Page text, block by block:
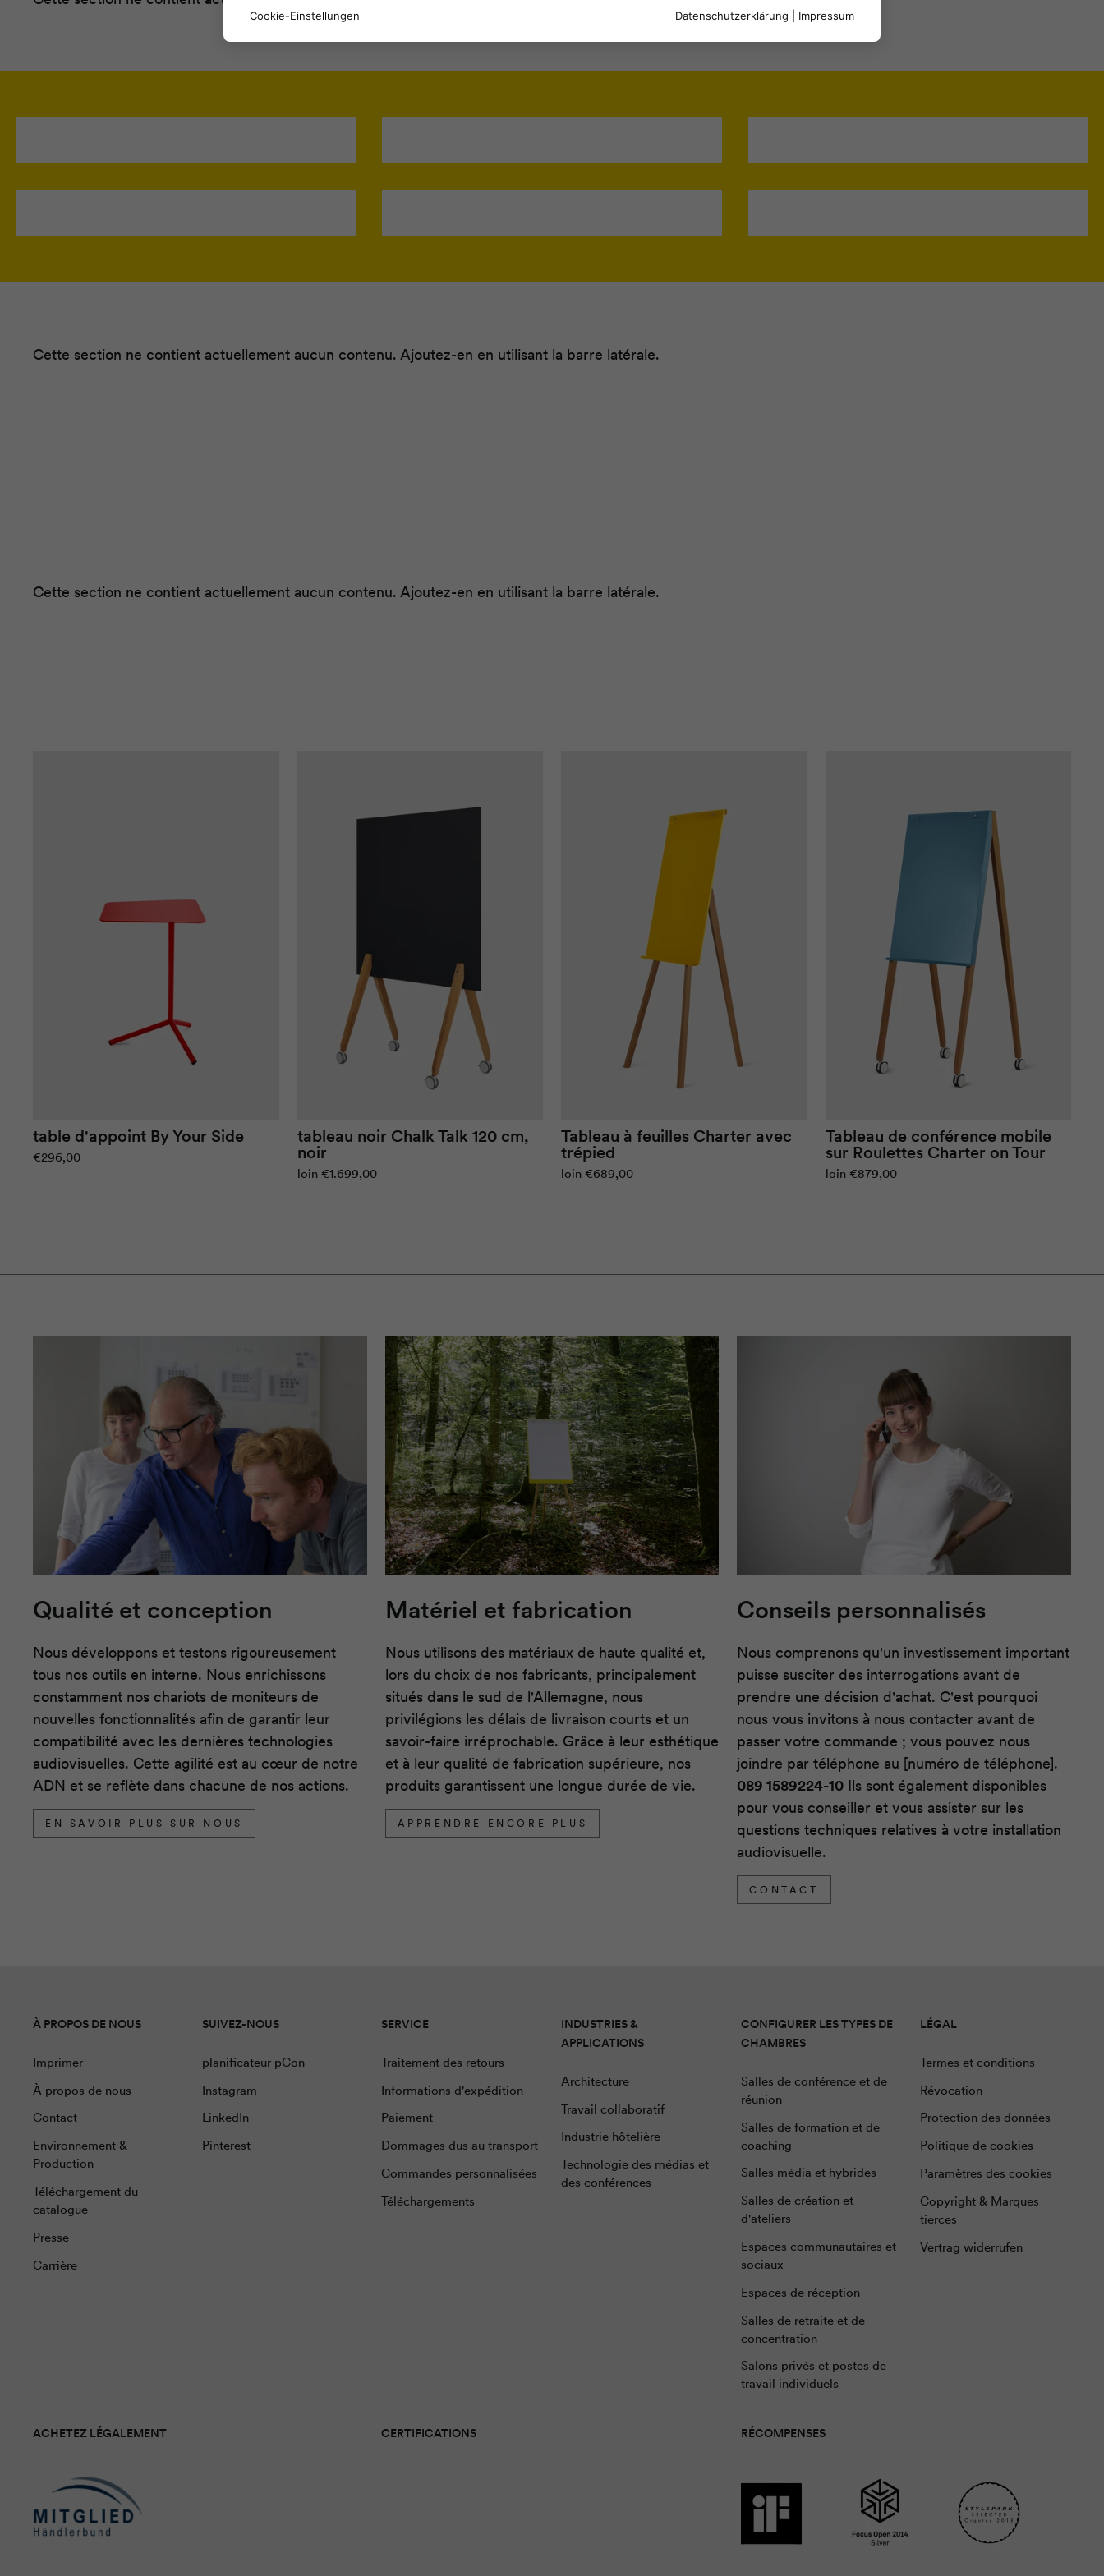
Cookie-Einstellungen Datenschutzerklärung Impressum
Cette section ne contient actuellement aucun contenu. Ajoutez-en en utilisant la barre latérale.
Cette section ne contient actuellement aucun contenu. Ajoutez-en en utilisant la barre latérale.
table d'appoint By Your Side
€296,00
tableau noir Chalk Talk120 cm,
noir
loin €1.699,00
Tableau à feuilles Charter avec
trépied
loin €689,00
Tableau de conférence mobile
sur Roulettes Charter on Tour
loin €879,00
Qualité et conception
Nous développons et testons rigoureusement
tous nos outils en interne. Nous enrichissons
constamment nos chariots de moniteurs de
nouvelles fonctionnalités afin de garantir leur
compatibilité avec les dernières technologies
audiovisuelles. Cette agilité est au cœur de notre
ADN et se reflète dans chacune de nos actions.
EN SAVOIR PLUS SUR NOUS
Matériel et fabrication
Nous utilisons des matériaux de haute qualité et,
lors du choix de nos fabricants, principalement
situés dans le sud de l'Allemagne, nous
privilégions les délais de livraison courts et un
savoir-faire irréprochable. Grâce à leur esthétique
et à leur qualité de fabrication supérieure, nos
produits garantissent une longue durée de vie.
APPRENDRE ENCORE PLUS
Conseils personnalisés
Nous comprenons qu'un investissement important
puisse susciter des interrogations avant de
prendre une décision d'achat. C'est pourquoi
nous vous invitons à nous contacter avant de
passer votre commande ; vous pouvez nous
joindre par téléphone au [numéro de téléphone].
089 1589224-10 Ils sont également disponibles
pour vous conseiller et vous assister sur les
questions techniques relatives à votre installation
audiovisuelle.
CONTACT
À PROPOS DE NOUS
Imprimer
À propos de nous
Contact
Environnement &
Production
Téléchargement du
catalogue
Presse
Carrière
SUIVEZ-NOUS
planificateur pCon
Instagram
LinkedIn
Pinterest
SERVICE
Traitement des retours
Informations d'expédition
Paiement
Dommages dus au transport
Commandes personnalisées
Téléchargements
INDUSTRIES &
APPLICATIONS
Architecture
Travail collaboratif
Industrie hôtelière
Technologie des médias et
des conférences
CONFIGURER LES TYPES DE
CHAMBRES
Salles de conférence et de
réunion
Salles de formation et de
coaching
Salles média et hybrides
Salles de création et
d'ateliers
Espaces communautaires et
sociaux
Espaces de réception
Salles de retraite et de
concentration
Salons privés et postes de
travail individuels
LÉGAL
Termes et conditions
Révocation
Protection des données
Politique de cookies
Paramètres des cookies
Copyright & Marques
tierces
Vertrag widerrufen
ACHETEZ LÉGALEMENT CERTIFICATIONS RÉCOMPENSES